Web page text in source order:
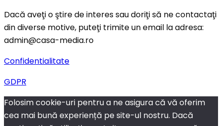
Dacă aveţi o ştire de interes sau doriţi să ne contactaţi
din diverse motive, puteţi trimite un email la adresa:
admin@casa-media.ro
Confidentialitate
GDPR
Folosim cookie-uri pentru a ne asigura că vă oferim
cea mai bună experiență pe site-ul nostru. Dacă